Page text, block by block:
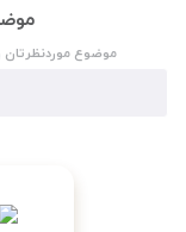
موضوع موردنظرتان